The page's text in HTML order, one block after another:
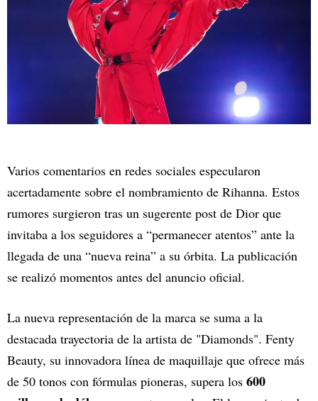
Varios comentarios en redes sociales especularon
acertadamente sobre el nombramiento de Rihanna. Estos
rumores surgieron tras un sugerente post de Dior que
invitaba a los seguidores a “permanecer atentos” ante la
llegada de una “nueva reina” a su órbita. La publicación
se realizó momentos antes del anuncio oficial.
La nueva representación de la marca se suma a la
destacada trayectoria de la artista de "Diamonds". Fenty
Beauty, su innovadora línea de maquillaje que ofrece más
de 50 tonos con fórmulas pioneras, supera los 600